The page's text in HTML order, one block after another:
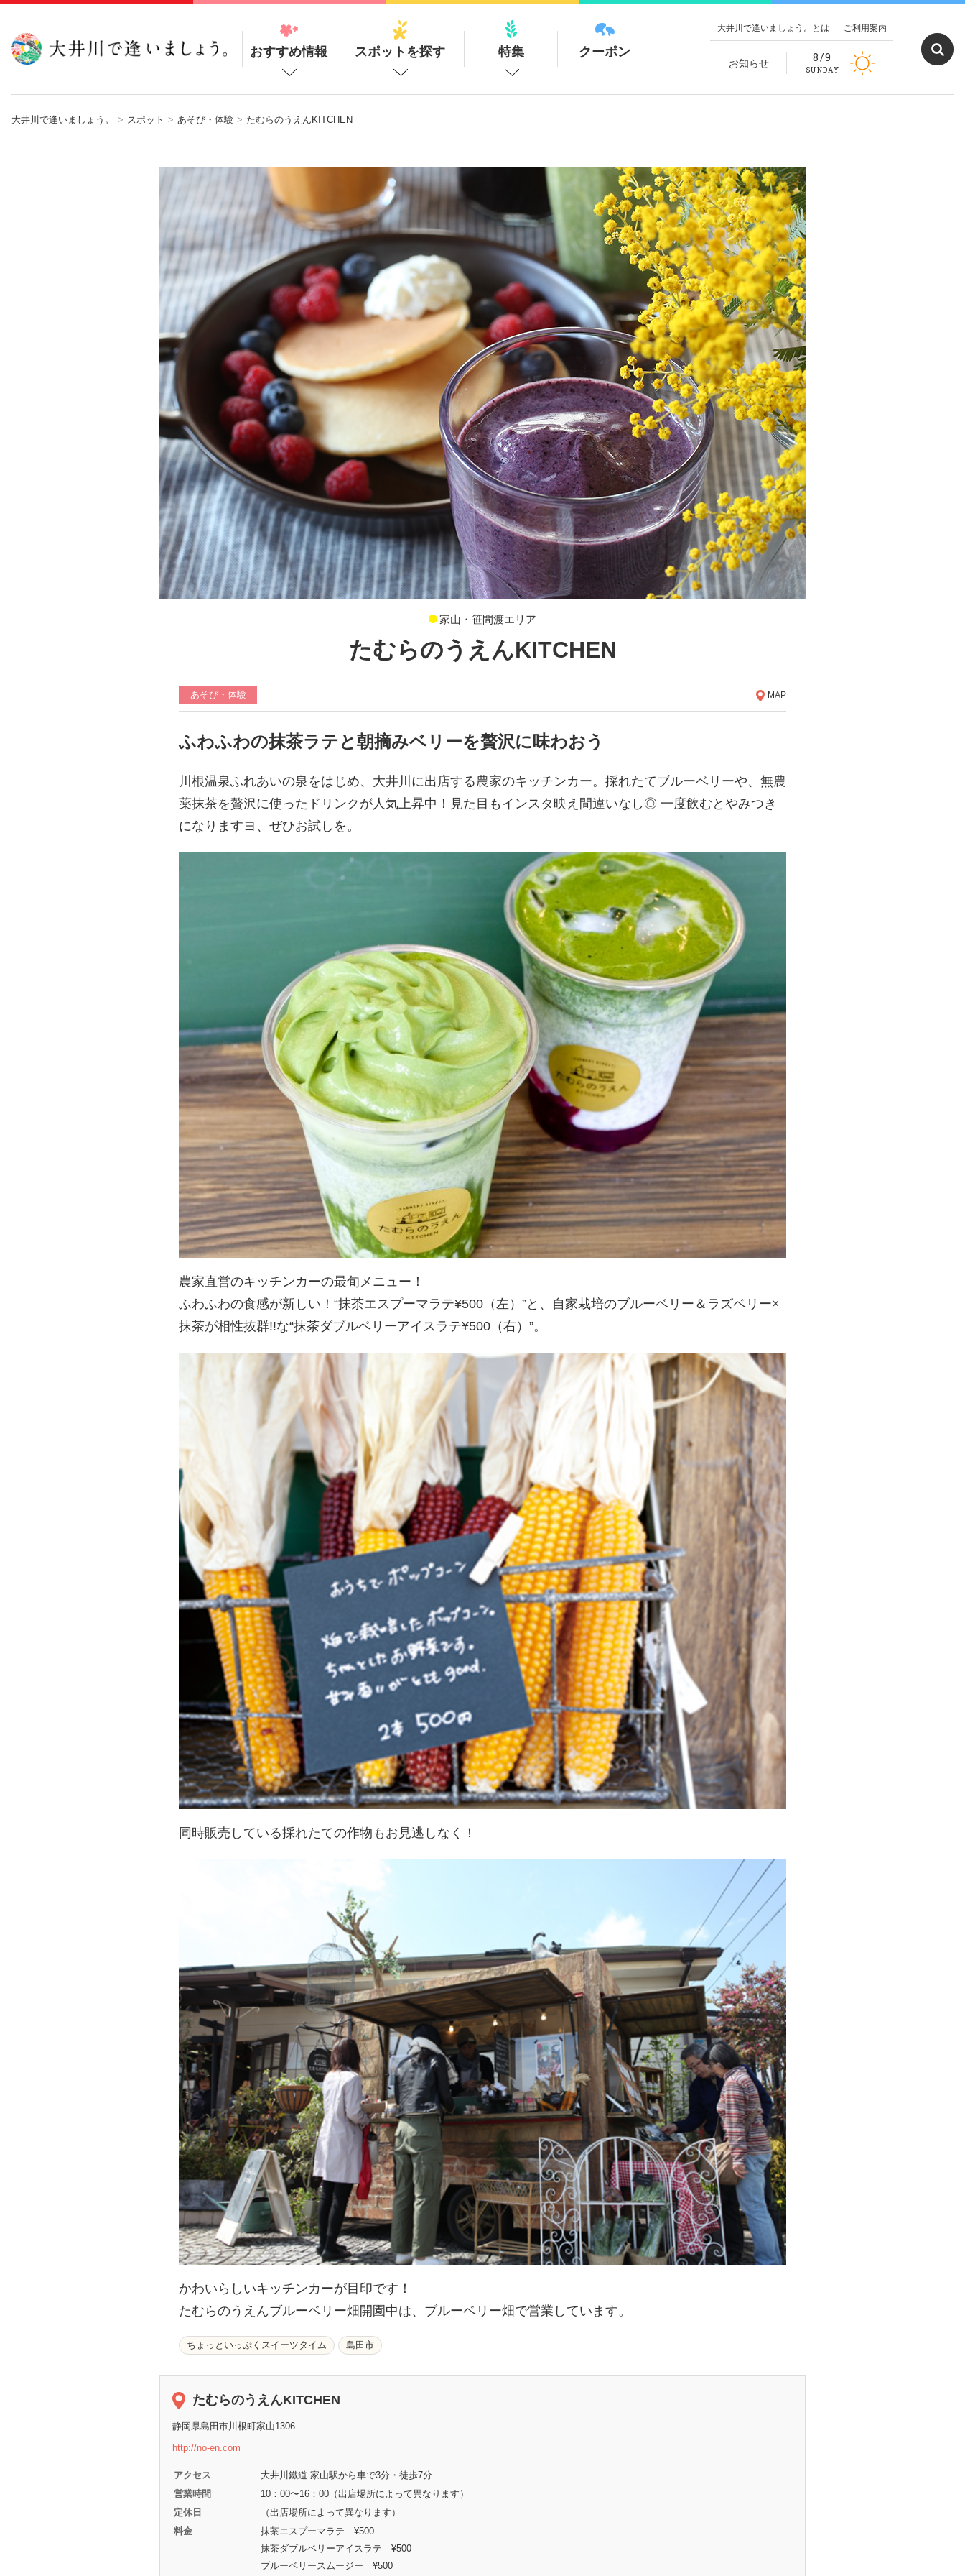
大井川で逢いましょう。とは ご利用案内
お知らせ 8/9
SUNDAY
おすすめ情報 スポットを探す 特集 クーポン
大井川で逢いましょう。 スポット あそび・体験 たむらのうえんKITCHEN
家山・笹間渡エリア
たむらのうえんKITCHEN
あそび・体験 MAP
ふわふわの抹茶ラテと朝摘みベリーを贅沢に味わおう
川根温泉ふれあいの泉をはじめ、大井川に出店する農家のキッチンカー。採れたてブルーベリーや、無農
薬抹茶を贅沢に使ったドリンクが人気上昇中！見た目もインスタ映え間違いなし◎ 一度飲むとやみつき
になりますヨ、ぜひお試しを。
農家直営のキッチンカーの最旬メニュー！
ふわふわの食感が新しい！“抹茶エスプーマラテ¥500（左）”と、自家栽培のブルーベリー＆ラズベリー×
抹茶が相性抜群!!な“抹茶ダブルベリーアイスラテ¥500（右）”。
同時販売している採れたての作物もお見逃しなく！
かわいらしいキッチンカーが目印です！
たむらのうえんブルーベリー畑開園中は、ブルーベリー畑で営業しています。
ちょっといっぷくスイーツタイム 島田市
たむらのうえんKITCHEN
静岡県島田市川根町家山1306
http://no-en.com
アクセス
大井川鐵道 家山駅から車で3分・徒歩7分
営業時間
10：00〜16：00（出店場所によって異なります）
定休日
（出店場所によって異なります）
料金
抹茶エスプーマラテ ¥500
抹茶ダブルベリーアイスラテ ¥500
ブルーベリースムージー ¥500